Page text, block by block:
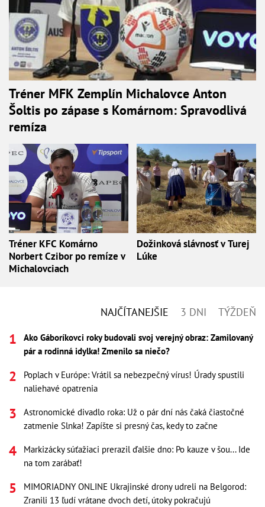
Tréner MFK Zemplín Michalovce Anton
Šoltis po zápase s Komárnom: Spravodlivá
remíza
Tréner KFC Komárno
Norbert Czibor po remíze v
Michalovciach
Dožinková slávnosť v Turej
Lúke
NAJČÍTANEJŠIE 3 DNI TÝŽDEŇ
Ako Gáboríkovci roky budovali svoj verejný obraz: Zamilovaný
pár a rodinná idylka! Zmenilo sa niečo?
Poplach v Európe: Vrátil sa nebezpečný vírus! Úrady spustili
naliehavé opatrenia
Astronomické divadlo roka: Už o pár dní nás čaká čiastočné
zatmenie Slnka! Zapíšte si presný čas, kedy to začne
Markizácky súťažiaci prerazil ďalšie dno: Po kauze v šou... Ide
na tom zarábať!
MIMORIADNY ONLINE Ukrajinské drony udreli na Belgorod:
Zranili 13 ľudí vrátane dvoch detí, útoky pokračujú